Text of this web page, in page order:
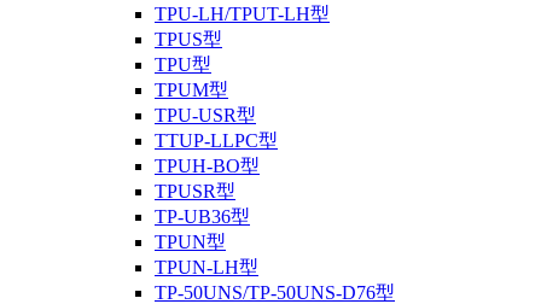
TPU-LH/TPUT-LH型
TPUS型
TPU型
TPUM型
TPU-USR型
TTUP-LLPC型
TPUH-BO型
TPUSR型
TP-UB36型
TPUN型
TPUN-LH型
TP-50UNS/TP-50UNS-D76型